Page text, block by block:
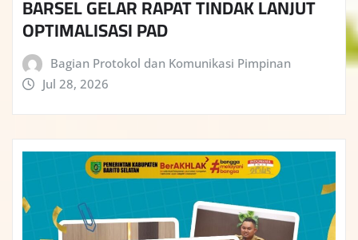
BARSEL GELAR RAPAT TINDAK LANJUT
OPTIMALISASI PAD
Bagian Protokol dan Komunikasi Pimpinan
Jul 28, 2026